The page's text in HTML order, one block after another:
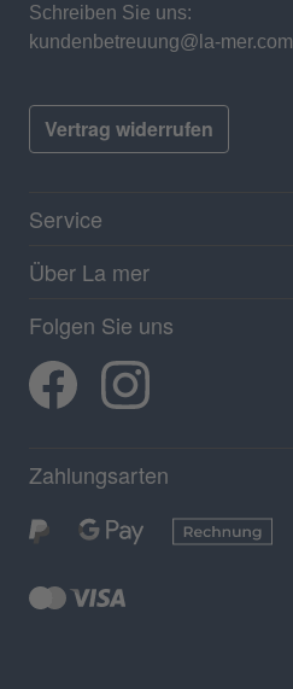
Schreiben Sie uns:
kundenbetreuung@la-mer.com
Vertrag widerrufen
Service
Über La mer
Folgen Sie uns
Zahlungsarten